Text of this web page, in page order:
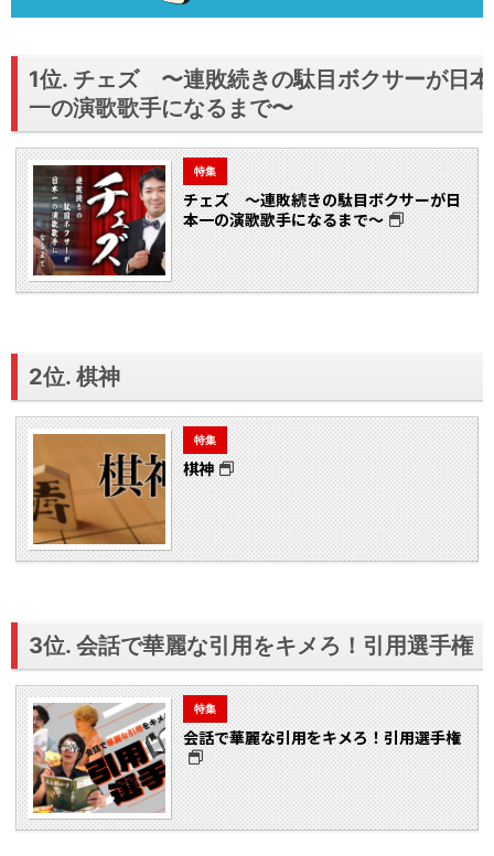
1位. チェズ 〜連敗続きの駄目ボクサーが日本
一の演歌歌手になるまで〜
特集
チェズ 〜連敗続きの駄目ボクサーが日
本一の演歌歌手になるまで〜
2位. 棋神
特集
棋神
3位. 会話で華麗な引用をキメろ！引用選手権
特集
会話で華麗な引用をキメろ！引用選手権